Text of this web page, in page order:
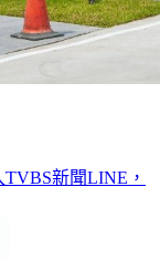
TVBS新聞LINE，